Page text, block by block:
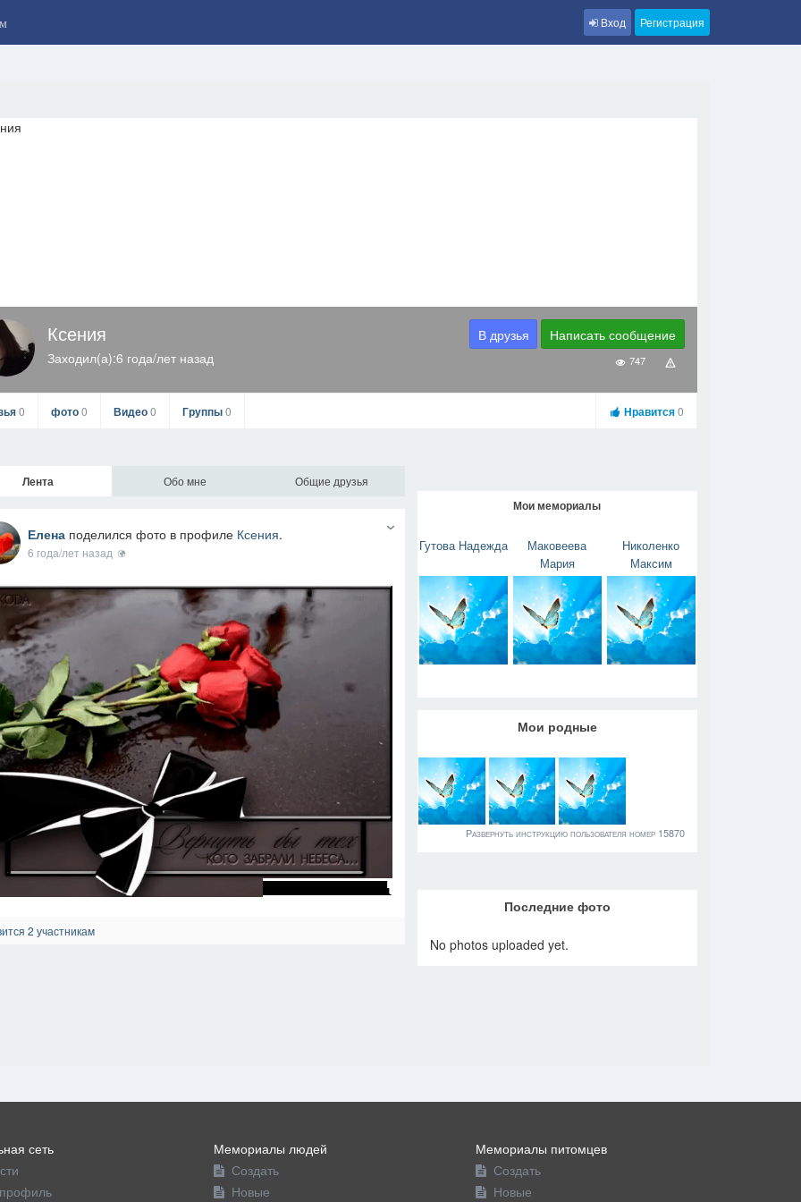
Вход Регистрация
Ксения
Заходил(а):6 года/лет назад
В друзья Написать сообщение
747
0 фото0 Видео0 Группы0 Нравится0
Мои мемориалы
Гутова Надежда
Маковеева
Мария
Николенко
Максим
Мои родные
Развернуть инструкцию пользователя номер 15870
Последние фото
No photos uploaded yet.
Лента Обо мне Общие друзья
Елена поделился фото в профиле Ксения.
6 года/лет назад
2 участникам
сеть
Мемориалы людей
Создать
Новые
Мемориалы питомцев
Создать
Новые